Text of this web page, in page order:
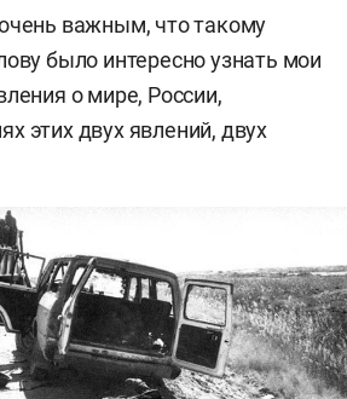
важным, что такому
было интересно узнать мои
о мире, России,
этих двух явлений, двух